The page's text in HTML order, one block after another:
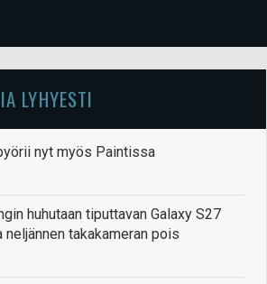
LYHYESTI
nyt myös Paintissa
huhutaan tiputtavan Galaxy S27
neljännen takakameran pois